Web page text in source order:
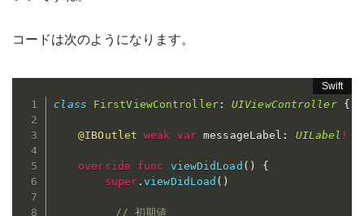
コードは次のようになります。
class FirstViewController: UIViewController {
@IBOutlet weak var messageLabel : UILabel !
override func viewDidLoad ( )
{
super .viewDidLoad ( )
// 初期値